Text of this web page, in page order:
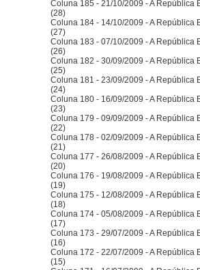
Coluna 185 - 21/10/2009 - A República
(28)
Coluna 184 - 14/10/2009 - A República
(27)
Coluna 183 - 07/10/2009 - A República
(26)
Coluna 182 - 30/09/2009 - A República
(25)
Coluna 181 - 23/09/2009 - A República
(24)
Coluna 180 - 16/09/2009 - A República
(23)
Coluna 179 - 09/09/2009 - A República
(22)
Coluna 178 - 02/09/2009 - A República
(21)
Coluna 177 - 26/08/2009 - A República
(20)
Coluna 176 - 19/08/2009 - A República
(19)
Coluna 175 - 12/08/2009 - A República
(18)
Coluna 174 - 05/08/2009 - A República
(17)
Coluna 173 - 29/07/2009 - A República
(16)
Coluna 172 - 22/07/2009 - A República
(15)